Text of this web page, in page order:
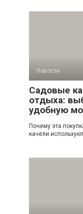
Новости
Садовые
отдыха:
удобную
Почему эта
качели